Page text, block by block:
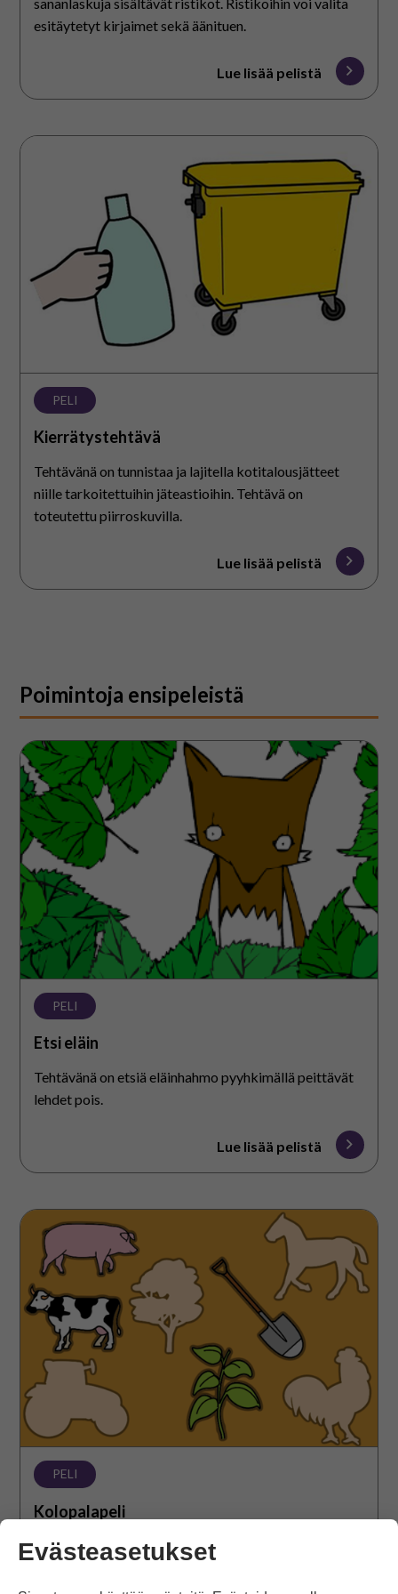
esitäytetyt kirjaimet sekä äänituen.
Lue lisää pelistä
PELI
Kierrätystehtävä
Tehtävänä on tunnistaa ja lajitella kotitalousjätteet
niille tarkoitettuihin jäteastioihin. Tehtävä on
toteutettu piirroskuvilla.
Lue lisää pelistä
Poimintoja ensipeleistä
Etsi
eläin
PELI
Etsi eläin
Tehtävänä on etsiä eläinhahmo pyyhkimällä peittävät
lehdet pois.
Lue lisää pelistä
Kolopalapeli
PELI
Kolopalapeli
Kolopalapelissä tehtävänäsi on laittaa palat oikean
Evästeasetukset